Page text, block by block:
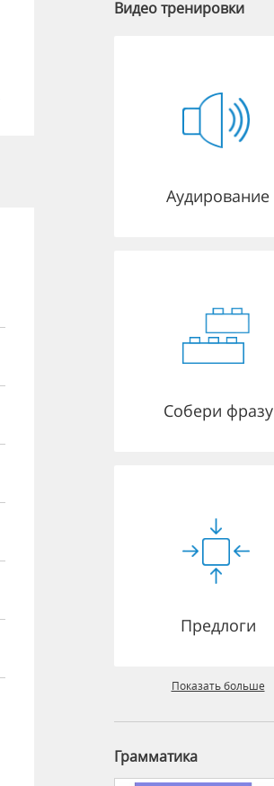
Видео тренировки
Аудирование
Собери фразу
Предлоги
Показать больше
Грамматика